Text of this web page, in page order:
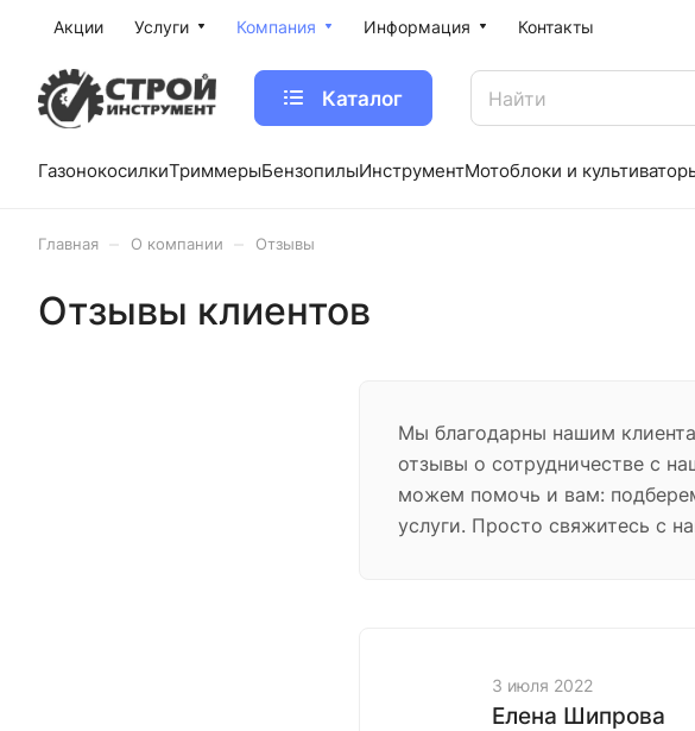
Акции Услуги Компания Информация Контакты
Каталог
ГазонокосилкиТриммерыБензопилыИнструментМотоблоки и
Главная О компании Отзывы
Отзывы клиентов
Мы благодарны нашим
отзывы о сотрудничестве с
можем помочь и вам:
услуги. Просто свяжитесь с
3 июля 2022
Елена Шипрова